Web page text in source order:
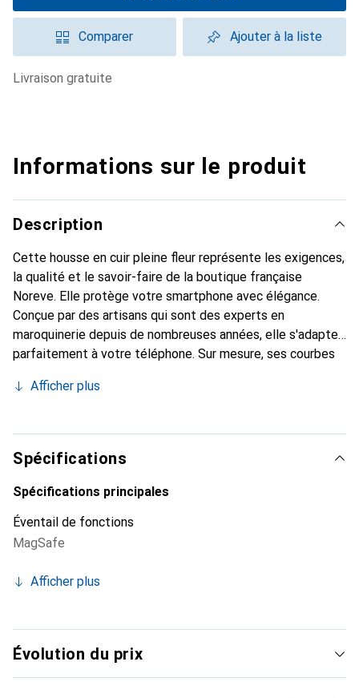
Comparer Ajouter à la liste
livraison gratuite
Informations sur le produit
Description
Cette housse en cuir pleine fleur représente les exigences,
la qualité et le savoir-faire de la boutique française
Noreve. Elle protège votre smartphone avec élégance.
Conçue par des artisans qui sont des experts en
maroquinerie depuis de nombreuses années, elle s'adapte
parfaitement à votre téléphone. Sur mesure, ses courbes
devient l'accessoire chic et indispensable pour votre
produits de haute qualité, la marque Noreve est un choix
sûr pour une clientèle exigeante.
Afficher plus
Spécifications
Spécifications principales
Éventail de fonctions
MagSafe
Afficher plus
Évolution du prix